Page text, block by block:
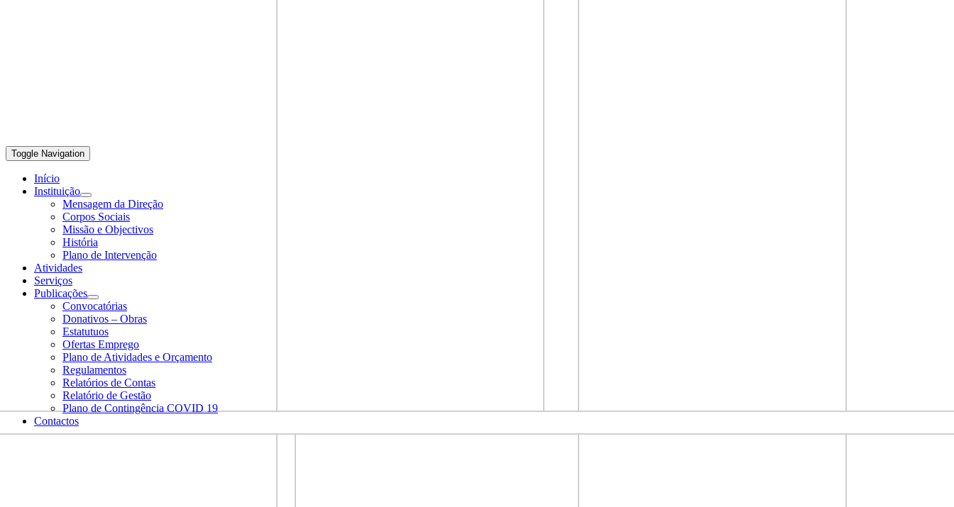
Toggle Navigation
Início
Instituição
Mensagem da Direção
Corpos Sociais
Missão e Objectivos
História
Plano de Intervenção
Atividades
Serviços
Publicações
Convocatórias
Donativos – Obras
Estatutuos
Ofertas Emprego
Plano de Atividades e Orçamento
Regulamentos
Relatórios de Contas
Relatório de Gestão
Plano de Contingência COVID 19
Contactos